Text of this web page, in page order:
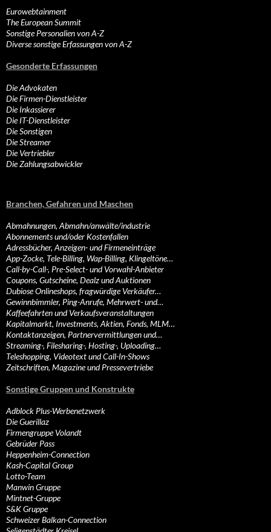
Eurowebtainment
The European Summit
Sonstige Personalien von A-Z
Diverse sonstige Erfassungen von A-Z
Gesonderte Erfassungen
Die Advokaten
Die Firmen-Dienstleister
Die Inkassierer
Die IT-Dienstleister
Die Sonstigen
Die Streamer
Die Vertriebler
Die Zahlungsabwickler
Branchen, Gefahren und Maschen
Abmahnungen, Abmahn/anwälte/industrie
Abonnements und/oder Kostenfallen
Adressbücher, Anzeigen- und Firmeneinträge
App-Zocke, Tele-Billing, Wap-Billing, Klingeltöne…
Call-by-Call-, Pre-Select- und Vorwahl-Anbieter
Coupons, Gutscheine, Dealz und Auktionen
Dubiose Onlineshops, fragwürdige Verkäufer…
Gewinnbimmler, Ping-Anrufe, Mehrwert- und…
Kaffeefahrten und Verkaufsveranstaltungen
Kapitalmarkt, Investments, Aktien, Fonds, MLM…
Kontaktanzeigen, Partnervermittlungen und…
Streaming-, Filesharing-, Hosting-, Uploading…
Teleshopping, Videotext und Call-In-Shows
Zeitschriften, Magazine und Pressevertriebe
Sonstige Gruppen und Konstrukte
Adblock Plus-Werbenetzwerk
Die Guerillaz
Firmengruppe Volandt
Gebrüder Pass
Heppenheim-Connection
Kash-Capital Group
Lotto-Team
Manwin Gruppe
Mintnet-Gruppe
S&K Gruppe
Schweizer Balkan-Connection